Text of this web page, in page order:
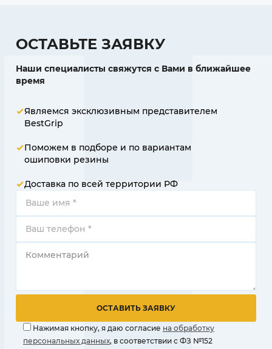
ОСТАВЬТЕ ЗАЯВКУ
Наши специалисты свяжутся с Вами в ближайшее
время
Являемся эксклюзивным представителем
BestGrip
Поможем в подборе и по вариантам
ошиповки резины
Доставка по всей территории РФ
Нажимая кнопку, я даю согласие на обработку
персональных данных, в соответствии с ФЗ №152